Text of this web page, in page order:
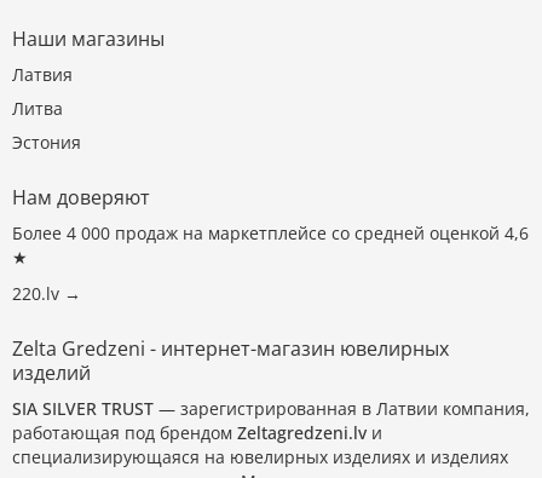
Наши магазины
Латвия
Литва
Эстония
Нам доверяют
Более 4 000 продаж на маркетплейсе со средней оценкой 4,6
★
220.lv →
Zelta Gredzeni - интернет-магазин ювелирных
изделий
SIA SILVER TRUST — зарегистрированная в Латвии компания,
работающая под брендом Zeltagredzeni.lv и
специализирующаяся на ювелирных изделиях и изделиях